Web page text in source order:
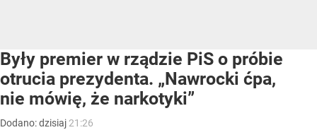
Były premier w rządzie PiS o próbie
otrucia prezydenta. „Nawrocki ćpa,
nie mówię, że narkotyki”
Dodano:dzisiaj 21:26